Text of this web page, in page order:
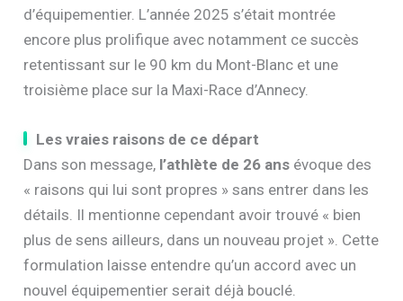
d’équipementier. L’année 2025 s’était montrée
encore plus prolifique avec notamment ce succès
retentissant sur le 90 km du Mont-Blanc et une
troisième place sur la Maxi-Race d’Annecy.
Les vraies raisons de ce départ
Dans son message, l’athlète de 26 ans évoque des
« raisons qui lui sont propres » sans entrer dans les
détails. Il mentionne cependant avoir trouvé « bien
plus de sens ailleurs, dans un nouveau projet ». Cette
formulation laisse entendre qu’un accord avec un
nouvel équipementier serait déjà bouclé.